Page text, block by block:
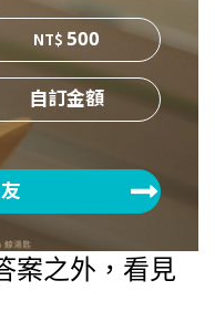
500
案之外，看見